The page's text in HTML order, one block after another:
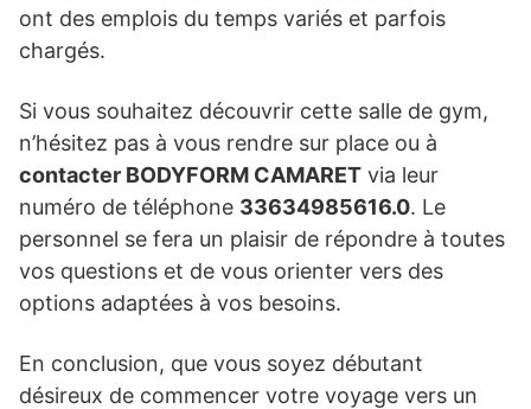
ont des emplois du temps variés et parfois
chargés.
Si vous souhaitez découvrir cette salle de gym,
n’hésitez pas à vous rendre sur place ou à
contacter BODYFORM CAMARET via leur
numéro de téléphone 33634985616.0. Le
personnel se fera un plaisir de répondre à toutes
vos questions et de vous orienter vers des
options adaptées à vos besoins.
En conclusion, que vous soyez débutant
désireux de commencer votre voyage vers un